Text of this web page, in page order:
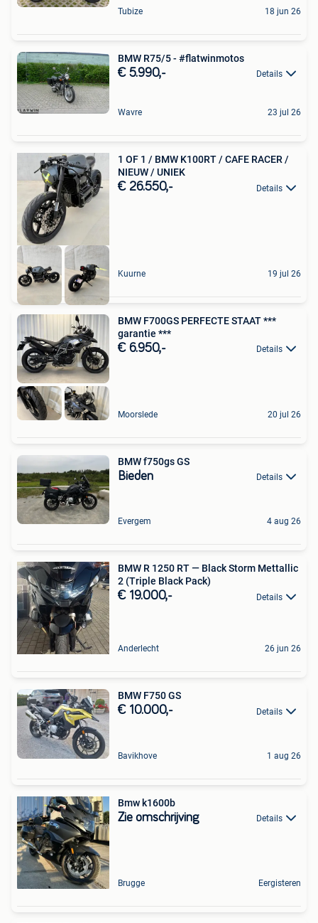
Tubize 18 jun 26
BMW R75/5 - #flatwinmotos
€ 5.990,- Details
Wavre 23 jul 26
1 OF 1 / BMW K100RT / CAFE RACER /
NIEUW / UNIEK
€ 26.550,- Details
Kuurne 19 jul 26
BMW F700GS PERFECTE STAAT ***
garantie ***
€ 6.950,- Details
Moorslede 20 jul 26
BMW f750gs GS
Bieden Details
Evergem 4 aug 26
BMW R 1250 RT — Black Storm Mettallic
2 (Triple Black Pack)
€ 19.000,- Details
Anderlecht 26 jun 26
BMW F750 GS
€ 10.000,- Details
Bavikhove 1 aug 26
Bmw k1600b
Zie omschrijving Details
Brugge Eergisteren